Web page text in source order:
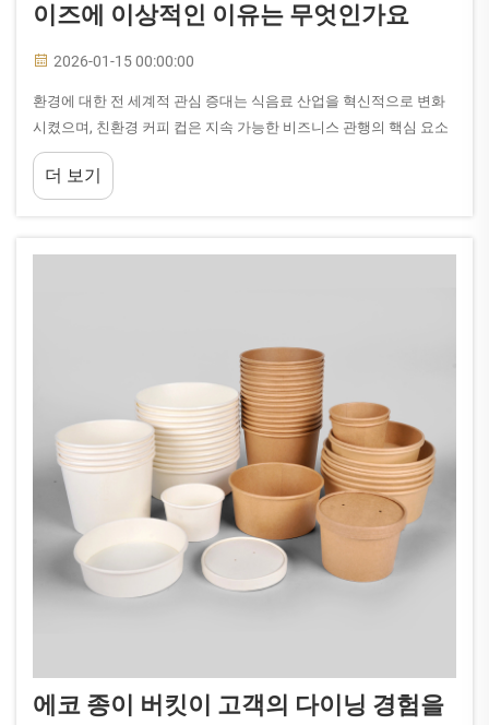
이즈에 이상적인 이유는 무엇인가요
2026-01-15 00:00:00
환경에 대한 전 세계적 관심 증대는 식음료 산업을 혁신적으로 변화
시켰으며, 친환경 커피 컵은 지속 가능한 비즈니스 관행의 핵심 요소
로 부상하고 있습니다. 현대식 카페 및 레스토랑 체인은 점차 증가하
는...
더 보기
에코 종이 버킷이 고객의 다이닝 경험을